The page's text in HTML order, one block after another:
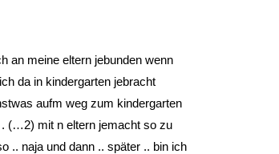
an meine eltern jebunden wenn
da in kindergarten jebracht
aufm weg zum kindergarten
(…2) mit n eltern jemacht so zu
.. naja und dann .. später .. bin ich